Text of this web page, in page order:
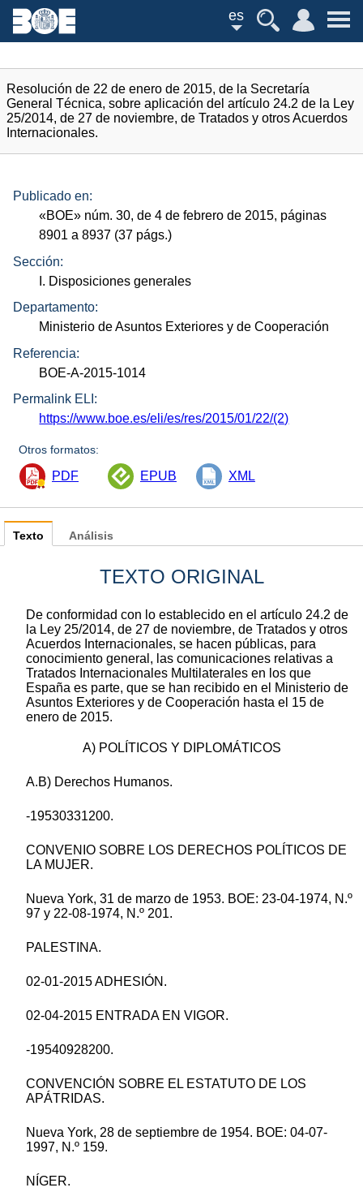
es
Resolución de 22 de enero de 2015, de la Secretaría
General Técnica, sobre aplicación del artículo 24.2 de la Ley
25/2014, de 27 de noviembre, de Tratados y otros Acuerdos
Internacionales.
Publicado en:
«BOE» núm. 30, de 4 de febrero de 2015, páginas
8901 a 8937 (37 págs.)
Sección:
I. Disposiciones generales
Departamento:
Ministerio de Asuntos Exteriores y de Cooperación
Referencia:
BOE-A-2015-1014
Permalink ELI:
https://www.boe.es/eli/es/res/2015/01/22/(2)
Otros formatos:
PDF EPUB XML
Texto
TEXTO ORIGINAL
De conformidad con lo establecido en el artículo 24.2 de
la Ley 25/2014, de 27 de noviembre, de Tratados y otros
Acuerdos Internacionales, se hacen públicas, para
conocimiento general, las comunicaciones relativas a
Tratados Internacionales Multilaterales en los que
España es parte, que se han recibido en el Ministerio de
Asuntos Exteriores y de Cooperación hasta el 15 de
enero de 2015.
A) POLÍTICOS Y DIPLOMÁTICOS
A.B) Derechos Humanos.
-19530331200.
CONVENIO SOBRE LOS DERECHOS POLÍTICOS DE
LA MUJER.
Nueva York, 31 de marzo de 1953. BOE: 23-04-1974, N.º
97 y 22-08-1974, N.º 201.
PALESTINA.
02-01-2015 ADHESIÓN.
02-04-2015 ENTRADA EN VIGOR.
-19540928200.
CONVENCIÓN SOBRE EL ESTATUTO DE LOS
APÁTRIDAS.
Nueva York, 28 de septiembre de 1954. BOE: 04-07-
1997, N.º 159.
NÍGER.
Análisis